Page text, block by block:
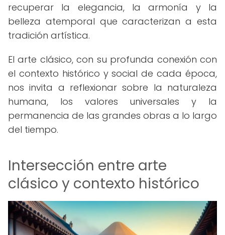
recuperar la elegancia, la armonía y la
belleza atemporal que caracterizan a esta
tradición artística.
El arte clásico, con su profunda conexión con
el contexto histórico y social de cada época,
nos invita a reflexionar sobre la naturaleza
humana, los valores universales y la
permanencia de las grandes obras a lo largo
del tiempo.
Intersección entre arte
clásico y contexto histórico